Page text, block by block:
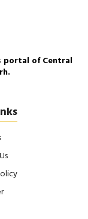
portal of Central